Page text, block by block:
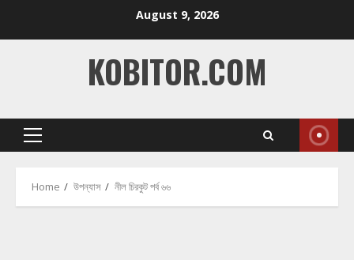
August 9, 2026
KOBITOR.COM
Primary
Home উপন্যাস নীল চিরকুট পর্ব ৬৬